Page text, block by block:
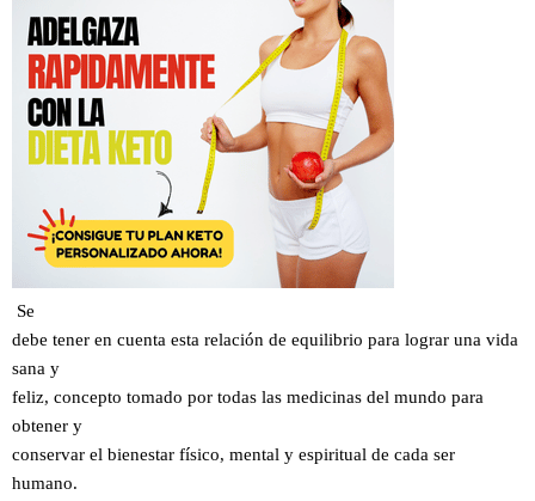
Se
debe tener en cuenta esta relación de equilibrio para lograr una vida
sana y
feliz, concepto tomado por todas las medicinas del mundo para
obtener y
conservar el bienestar físico, mental y espiritual de cada ser
humano.